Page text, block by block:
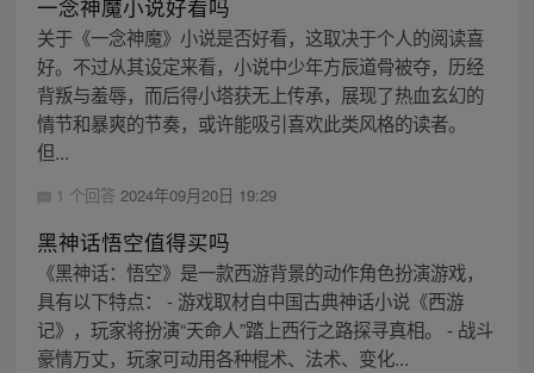
一念神魔小说好看吗
关于《一念神魔》小说是否好看，这取决于个人的阅读喜
好。不过从其设定来看，小说中少年方辰道骨被夺，历经
背叛与羞辱，而后得小塔获无上传承，展现了热血玄幻的
情节和暴爽的节奏，或许能吸引喜欢此类风格的读者。
但...
1 个回答 2024年09月20日 19:29
黑神话悟空值得买吗
《黑神话：悟空》是一款西游背景的动作角色扮演游戏，
具有以下特点： - 游戏取材自中国古典神话小说《西游
记》，玩家将扮演“天命人”踏上西行之路探寻真相。 - 战斗
豪情万丈，玩家可动用各种棍术、法术、变化...